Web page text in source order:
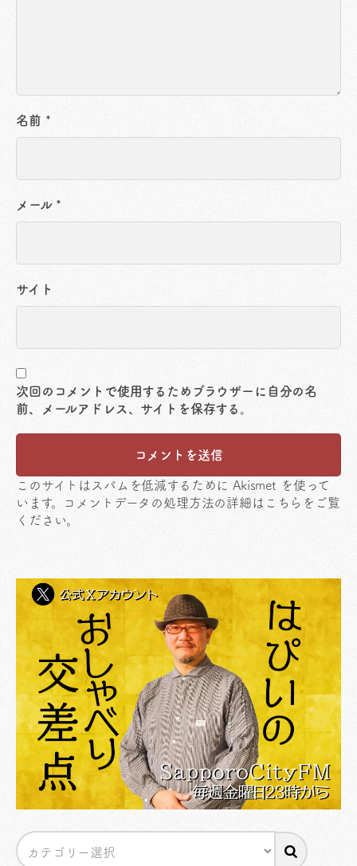
名前 *
メール *
サイト
次回のコメントで使用するためブラウザーに自分の名
前、メールアドレス、サイトを保存する。
このサイトはスパムを低減するために Akismet を使って
います。
コメントデータの処理方法の詳細はこちらをご覧
ください。